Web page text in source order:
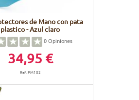
de Mano con pata
plastico - Azul claro
0Opiniones
34,95 €
Ref. PM102